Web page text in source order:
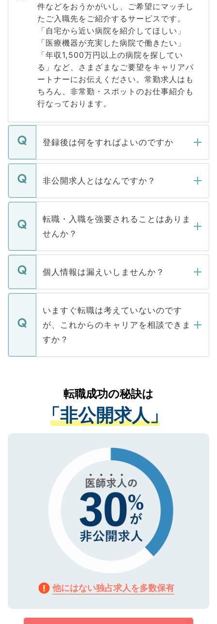
件などをおうかがいし、ご希望にマッチし
たご入職先をご紹介するサービスです。
「自宅から近い病院を紹介してほしい」
「医療機器が充実した病院で働きたい」
「年収1,500万円以上の病院を探してい
る」など、さまざまなご要望をキャリアパ
ートナーにお伝えください。常勤求人はも
ちろん、非常勤・スポットのお仕事紹介も
行なっております。
登録後は何をすればよいのですか
ご登録いただきましたら、弊社担当者がご
登録内容を確認し、その後メールもしくは
ます。通常、5営業日以内にはご連絡をせて
いただきますので、しばらくお待ちくださ
非公開求人とはなんですか？
マイナビDOCTORで取り扱っている求人の
うち約3割は、Webサイトからご覧いただ
けない「非公開求人」です。非公開求人は
下記の理由によって、一般には公開してい
ません。
■応募殺到を避けるため 人気のある医療機
関を公にしてしまうと、応募が殺到する場
に、医療機関が求める条件に合った人材の
みを人材紹介会社に依頼するケースが増え
ています。
転職・入職を強要されることはありま
せんか？
転職・入職を強要することは一切ありませ
ん。また、仮に応募先から内定をいただい
定を承諾する必要はありません。内定先へ
の辞退の連絡はキャリアパートナーが行い
個人情報は漏えいしませんか？
個人情報が漏えいすることはありませんの
で、ご安心ください。当サイトからの登録
などで収集したご登録者様の個人情報は、
ご本人のキャリアアップおよび転職活動の
支援を目的に使用いたします。お預かりし
ているすべての個人データはご本人の許可
は、個人情報の取り扱いについての厳密な
管理基準を満たした事業者のみに付与され
る、プライバシーマークを取得済みです。
で、機密保持に関してもご安心ください。
いますぐ転職は考えていないのです
が、これからのキャリアを相談できま
すか？
かがいして、現在の医療機関の状況や紹介
経験をまじえながら、適切なアドバイスを
させていただきます。すぐにご転職をされ
ない方には、長期的なサポートが可能です
ので、まずはご登録ください。
転職成功の秘訣は
「非公開求人」
他にはない独占求人を多数保有